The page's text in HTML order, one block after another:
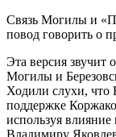
Связь Могилы и
повод говорить о
Эта версия звучит
Могилы и
Ходили слухи, что
поддержке
используя
Владимиру